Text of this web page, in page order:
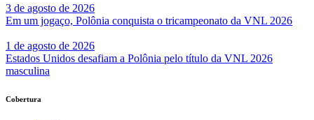
3 de agosto de 2026
Em um jogaço, Polônia conquista o tricampeonato da VNL 2026
1 de agosto de 2026
Estados Unidos desafiam a Polônia pelo título da VNL 2026
masculina
Cobertura